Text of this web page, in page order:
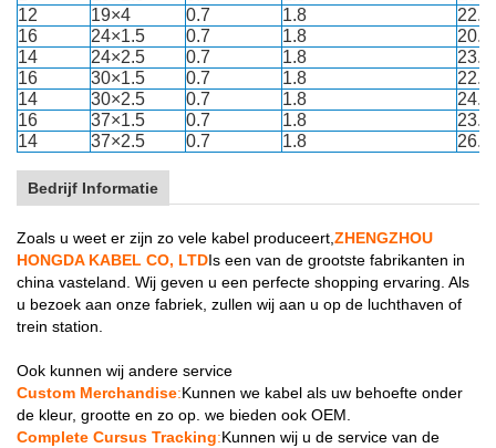
12
19×4 0.7 1.8
22.6
16
24×1.5 0.7 1.8
20.7
14
24×2.5 0.7 1.8
23.2
16
30×1.5 0.7 1.8
22.6
14
30×2.5 0.7 1.8
24.5
16
37×1.5 0.7 1.8
23.5
14
37×2.5 0.7 1.8 26.3
Bedrijf Informatie
Zoals u weet er zijn zo vele kabel produceert, ZHENGZHOU
HONGDA KABEL CO, LTDIs een van de grootste fabrikanten in
china vasteland. Wij geven u een perfecte shopping ervaring. Als
u bezoek aan onze fabriek, zullen wij aan u op de luchthaven of
trein station.
Ook kunnen wij andere service
Custom Merchandise:Kunnen we kabel als uw behoefte onder
de kleur, grootte en zo op. we bieden ook OEM.
Complete Cursus Tracking:Kunnen wij u de service van de